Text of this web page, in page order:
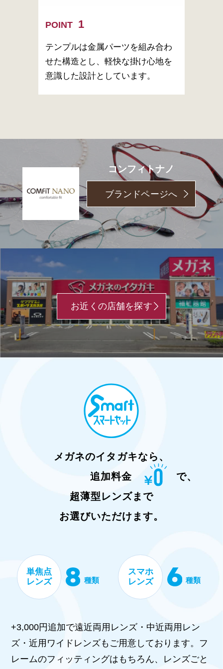
POINT
テンプルは金属パーツを組み合わ
せた構造とし、軽快な掛け心地を
意識した設計としています。
コンフィトナノ
ブランドページへ
お近くの店舗を探す
メガネのイタガキなら、
追加料金
で、
超薄型レンズまで
お選びいただけます。
単焦点
レンズ
種類
スマホ
レンズ
種類
+3,000円追加で遠近両用レンズ・中近両用レン
ズ・近用ワイドレンズもご用意しております。フ
レームのフィッティングはもちろん、レンズごと